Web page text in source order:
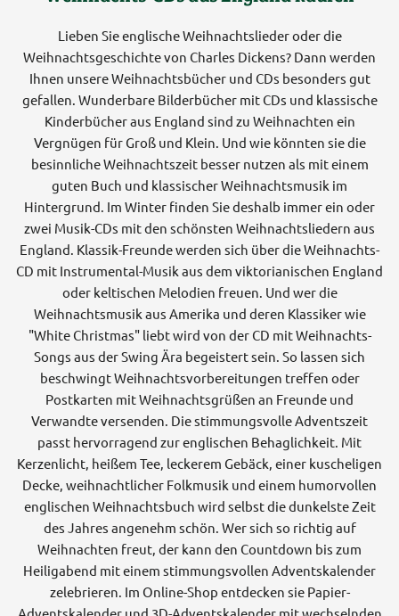
Lieben Sie englische Weihnachtslieder oder die
Weihnachtsgeschichte von Charles Dickens? Dann werden
Ihnen unsere Weihnachtsbücher und CDs besonders gut
gefallen. Wunderbare Bilderbücher mit CDs und klassische
Kinderbücher aus England sind zu Weihnachten ein
Vergnügen für Groß und Klein. Und wie könnten sie die
besinnliche Weihnachtszeit besser nutzen als mit einem
guten Buch und klassischer Weihnachtsmusik im
Hintergrund. Im Winter finden Sie deshalb immer ein oder
zwei Musik-CDs mit den schönsten Weihnachtsliedern aus
England. Klassik-Freunde werden sich über die Weihnachts-
CD mit Instrumental-Musik aus dem viktorianischen England
oder keltischen Melodien freuen. Und wer die
Weihnachtsmusik aus Amerika und deren Klassiker wie
"White Christmas" liebt wird von der CD mit Weihnachts-
Songs aus der Swing Ära begeistert sein. So lassen sich
beschwingt Weihnachtsvorbereitungen treffen oder
Postkarten mit Weihnachtsgrüßen an Freunde und
Verwandte versenden. Die stimmungsvolle Adventszeit
passt hervorragend zur englischen Behaglichkeit. Mit
Kerzenlicht, heißem Tee, leckerem Gebäck, einer kuscheligen
Decke, weihnachtlicher Folkmusik und einem humorvollen
englischen Weihnachtsbuch wird selbst die dunkelste Zeit
des Jahres angenehm schön. Wer sich so richtig auf
Weihnachten freut, der kann den Countdown bis zum
Heiligabend mit einem stimmungsvollen Adventskalender
zelebrieren. Im Online-Shop entdecken sie Papier-